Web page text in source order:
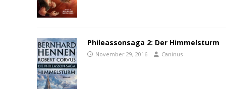
Phileassonsaga 2: Der Himmelsturm
November 29, 2016 Caninus